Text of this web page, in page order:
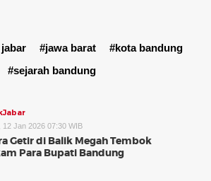
#jawa barat
#kota bandung
#sejarah bandung
12 Jan 2026 07:30 WIB
Getir di Balik Megah Tembok
Para Bupati Bandung